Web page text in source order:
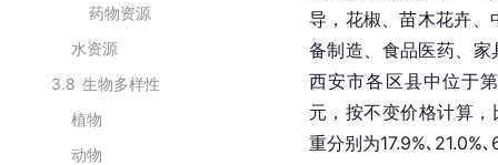
药物资源
水资源
3.8 生物多样性
植物
动物
导，花椒、苗木花卉、
备制造、食品医药、
西安市各区县中位于
元，按不变价格计算
重分别为17.9%､21.0%､